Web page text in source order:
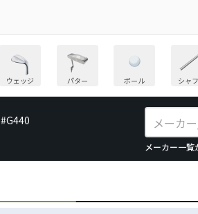
ウェッジ パター ボール シャ
#G440
メーカー一